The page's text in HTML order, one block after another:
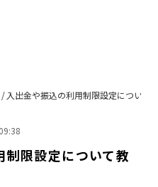
入出金や振込の利用制限設定について...
制限設定について教